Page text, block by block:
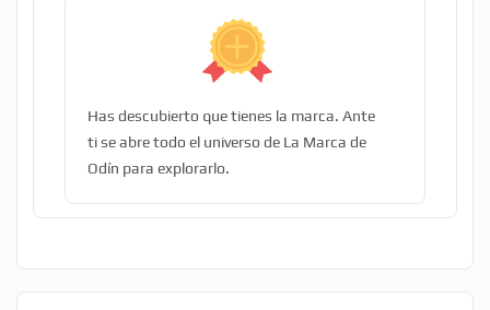
Has descubierto que tienes la marca. Ante
ti se abre todo el universo de La Marca de
Odín para explorarlo.